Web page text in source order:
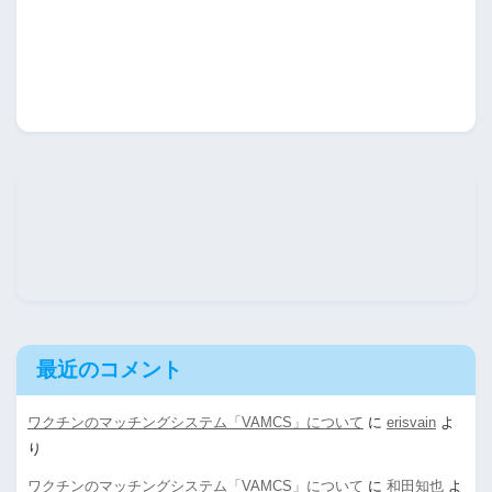
最近のコメント
ワクチンのマッチングシステム「VAMCS」について に erisvain よ
り
ワクチンのマッチングシステム「VAMCS」について に 和田知也 よ